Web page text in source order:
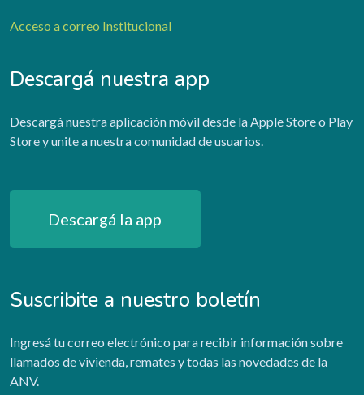
Acceso a correo Institucional
Descargá nuestra app
Descargá nuestra aplicación móvil desde la Apple Store o Play
Store y unite a nuestra comunidad de usuarios.
Descargá la app
Suscribite a nuestro boletín
Ingresá tu correo electrónico para recibir información sobre
llamados de vivienda, remates y todas las novedades de la
ANV.